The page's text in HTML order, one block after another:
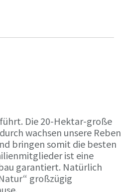
Die 20-Hektar-große
wachsen unsere Reben
bringen somit die besten
ist eine
garantiert. Natürlich
großzügig